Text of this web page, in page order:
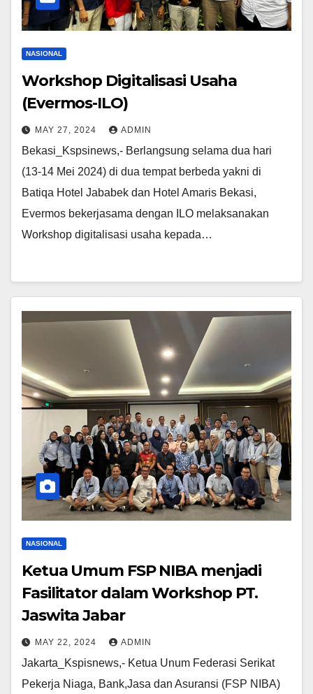
NASIONAL
Workshop Digitalisasi Usaha
(Evermos-ILO)
MAY 27, 2024 ADMIN
Bekasi_Kspsinews,- Berlangsung selama dua hari
(13-14 Mei 2024) di dua tempat berbeda yakni di
Batiqa Hotel Jababek dan Hotel Amaris Bekasi,
Evermos bekerjasama dengan ILO melaksanakan
Workshop digitalisasi usaha kepada…
NASIONAL
Ketua Umum FSP NIBA menjadi
Fasilitator dalam Workshop PT.
Jaswita Jabar
MAY 22, 2024 ADMIN
Jakarta_Kspisnews,- Ketua Unum Federasi Serikat
Pekerja Niaga, Bank,Jasa dan Asuransi (FSP NIBA)